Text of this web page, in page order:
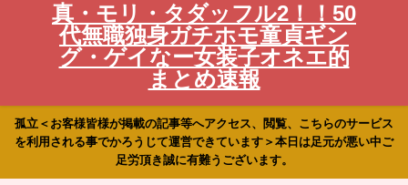
真・モリ・タダッフル2！！50
代無職独身ガチホモ童貞ギン
グ・ゲイなー女装子オネエ的
まとめ速報
孤立＜お客様皆様が掲載の記事等へアクセス、閲覧、こちらのサービス
を利用される事でかろうじて運営できています＞本日は足元が悪い中ご
足労頂き誠に有難うございます。